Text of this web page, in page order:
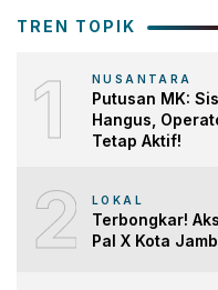
TREN TOPIK
1 NUSANTARA
Putusan MK:
Hangus,
Tetap Aktif!
2 LOKAL
Terbongkar!
Pal X Kota